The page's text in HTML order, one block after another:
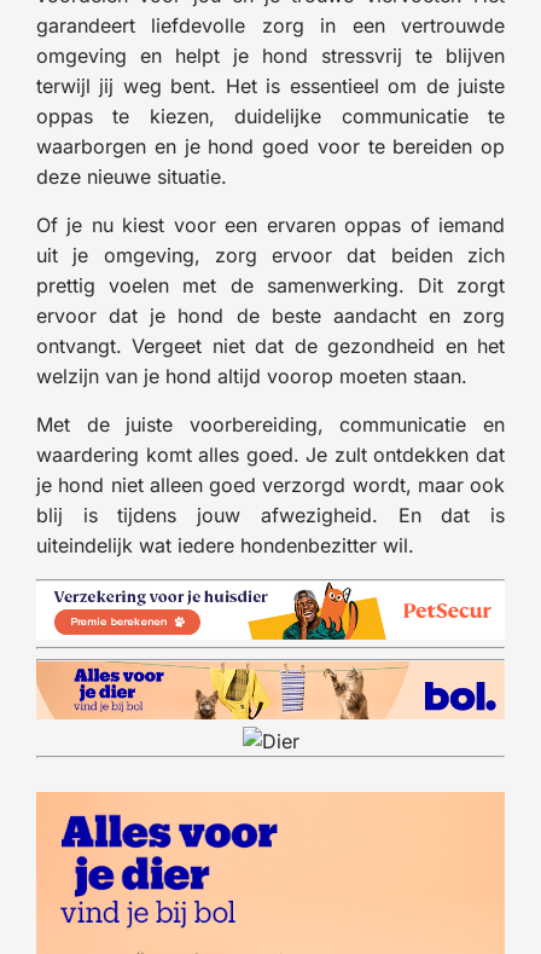
garandeert liefdevolle zorg in een vertrouwde
omgeving en helpt je hond stressvrij te blijven
terwijl jij weg bent. Het is essentieel om de juiste
oppas te kiezen, duidelijke communicatie te
waarborgen en je hond goed voor te bereiden op
deze nieuwe situatie.
Of je nu kiest voor een ervaren oppas of iemand
uit je omgeving, zorg ervoor dat beiden zich
prettig voelen met de samenwerking. Dit zorgt
ervoor dat je hond de beste aandacht en zorg
ontvangt. Vergeet niet dat de gezondheid en het
welzijn van je hond altijd voorop moeten staan.
Met de juiste voorbereiding, communicatie en
waardering komt alles goed. Je zult ontdekken dat
je hond niet alleen goed verzorgd wordt, maar ook
blij is tijdens jouw afwezigheid. En dat is
uiteindelijk wat iedere hondenbezitter wil.